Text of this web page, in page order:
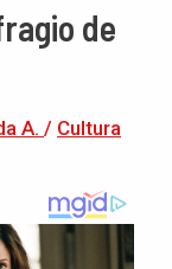
de
A. / Cultura